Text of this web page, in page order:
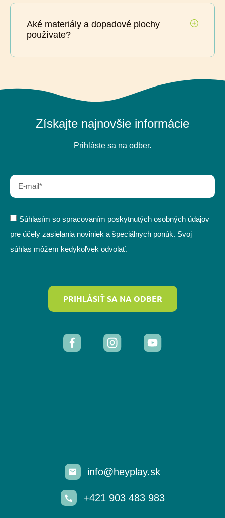
Aké materiály a dopadové plochy
používate?
info@heyplay.sk
+421 903 483 983
Získajte najnovšie informácie
Prihláste sa na odber.
Súhlasím so spracovaním poskytnutých osobných údajov
pre účely zasielania noviniek a špeciálnych ponúk. Svoj
súhlas môžem kedykoľvek odvolať.
PRIHLÁSIŤ SA NA ODBER